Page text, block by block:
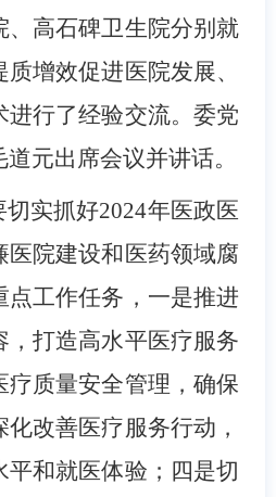
、高石碑卫生院分别就
增效促进医院发展、
进行了经验交流。委党
元出席会议并讲话。
实抓好2024年医政医
医院建设和医药领域腐
点工作任务，一是推进
，打造高水平医疗服务
疗质量安全管理，确保
改善医疗服务行动，
平和就医体验；四是切